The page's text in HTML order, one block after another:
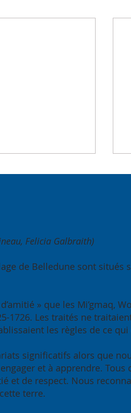
2026 :Bâtir
région, bâtir
Felicia Galbraith)
de Belledune sont
» que les Mi’gmaq,
1726. Les traités ne
les règles de ce
significatifs alors que
et à apprendre.
et de respect. Nous
terre.